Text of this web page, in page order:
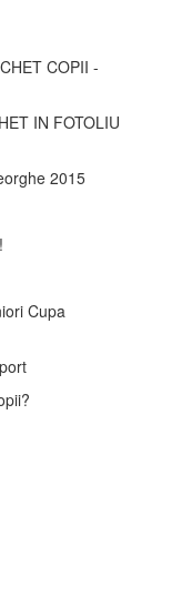
COPII -
IN FOTOLIU
2015
Cupa